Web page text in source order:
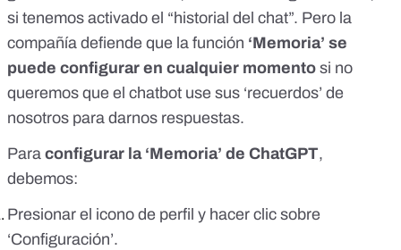
si tenemos activado el “historial del chat”. Pero la
compañía defiende que la función ‘Memoria’ se
puede configurar en cualquier momento si no
queremos que el chatbot use sus ‘recuerdos’ de
nosotros para darnos respuestas.
Para configurar la ‘Memoria’ de ChatGPT,
debemos:
Presionar el icono de perfil y hacer clic sobre
‘Configuración’.